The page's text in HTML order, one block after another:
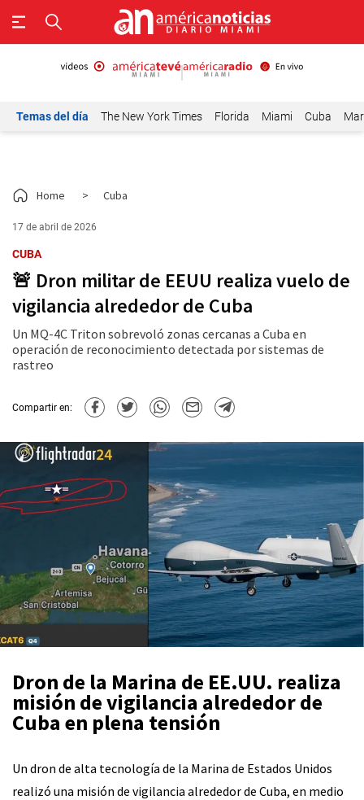
Temas del día The New York Times Florida Miami Cuba
Home > Cuba
17 de abril de 2026
CUBA
🚨 Dron militar de EEUU realiza vuelo de
vigilancia alrededor de Cuba
Un MQ-4C Triton sobrevoló zonas cercanas a Cuba en
operación de reconocimiento detectada por sistemas de
rastreo
Compartir en:
Dron de la Marina de EE.UU. realiza
misión de vigilancia alrededor de
Cuba en plena tensión
Un dron de alta tecnología de la Marina de Estados Unidos
realizó una misión de vigilancia alrededor de Cuba, en medio